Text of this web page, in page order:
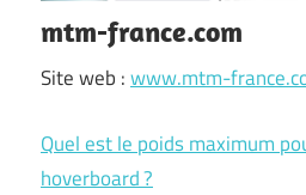
mtm-france.com
Site web :www.mtm-
Quel est le poids maximum
hoverboard ?